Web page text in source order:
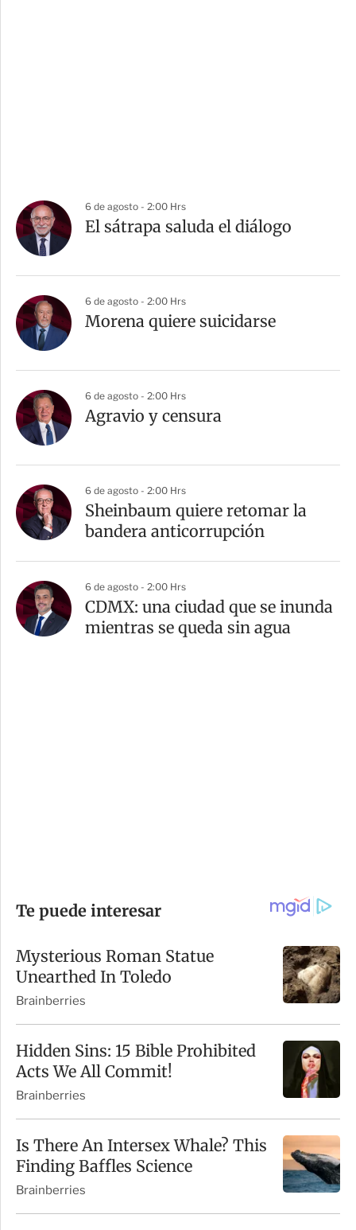
6 de agosto - 2:00 Hrs
El sátrapa saluda el diálogo
6 de agosto - 2:00 Hrs
Morena quiere suicidarse
6 de agosto - 2:00 Hrs
Agravio y censura
6 de agosto - 2:00 Hrs
Sheinbaum quiere retomar la
bandera anticorrupción
6 de agosto - 2:00 Hrs
CDMX: una ciudad que se inunda
mientras se queda sin agua